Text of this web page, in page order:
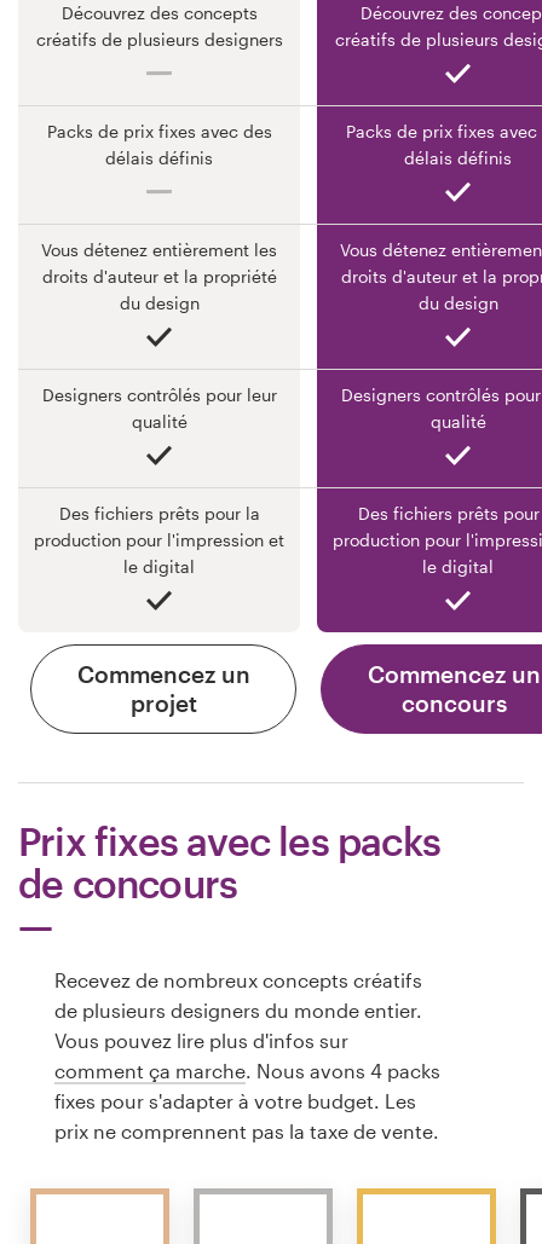
Découvrez des concepts
créatifs de plusieurs designers
Découvrez des
créatifs de plusieurs
Packs de prix fixes avec des
délais définis
Packs de prix fixes avec
délais définis
Vous détenez entièrement les
droits d'auteur et la propriété
du design
Vous détenez
droits d'auteur et la
du design
Designers contrôlés pour leur
qualité
Designers contrôlés
qualité
Des fichiers prêts pour la
production pour l'impression et
le digital
Des fichiers prêts
production pour
le digital
Commencez un
projet
Commencez un
concours
Prix fixes avec les packs
de concours
Recevez de nombreux concepts créatifs
de plusieurs designers du monde entier.
Vous pouvez lire plus d'infos sur
comment ça marche . Nous avons 4 packs
fixes pour s'adapter à votre budget. Les
prix ne comprennent pas la taxe de vente.
Devenez designer
Blog